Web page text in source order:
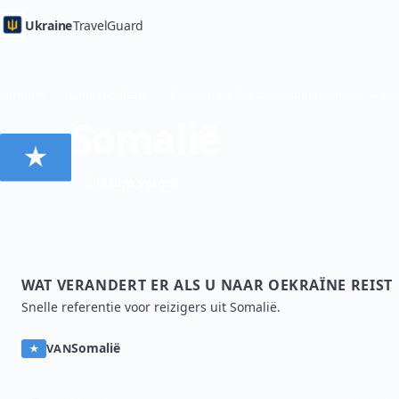
UkraineTravelGuard
WAT VERANDERT ER ALS U NAAR OEKRAÏNE REIST
Snelle referentie voor reizigers uit Somalië.
VANSomalië